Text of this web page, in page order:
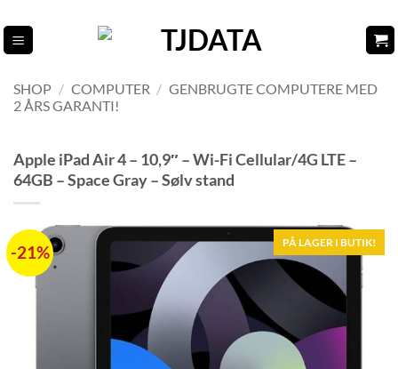
til
indhold
SHOP / COMPUTER / GENBRUGTE COMPUTERE MED
2 ÅRS GARANTI!
Apple iPad Air 4 – 10,9″ – Wi-Fi Cellular/4G LTE –
64GB – Space Gray – Sølv stand
-21% PÅ LAGER I BUTIK!